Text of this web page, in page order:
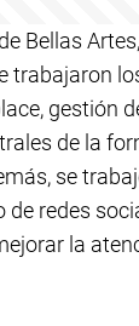
Bellas
trabajaron
gestión
de la
se
de redes
la